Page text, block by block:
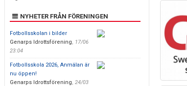
NYHETER FRÅN FÖRENINGEN
Fotbollsskolan i bilder
Genarps Idrottsförening, 17/06
23:04
Fotbollsskola 2026, Anmälan är
nu öppen!
Genarps Idrottsförening, 24/03